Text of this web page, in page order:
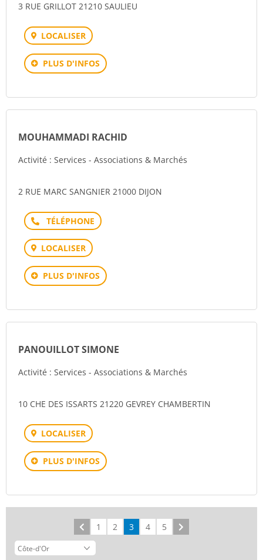
3 RUE GRILLOT 21210 SAULIEU
LOCALISER
PLUS D'INFOS
MOUHAMMADI RACHID
Activité : Services - Associations & Marchés
2 RUE MARC SANGNIER 21000 DIJON
Téléphone
LOCALISER
PLUS D'INFOS
PANOUILLOT SIMONE
Activité : Services - Associations & Marchés
10 CHE DES ISSARTS 21220 GEVREY CHAMBERTIN
LOCALISER
PLUS D'INFOS
Précédent
1 2 3 4 5